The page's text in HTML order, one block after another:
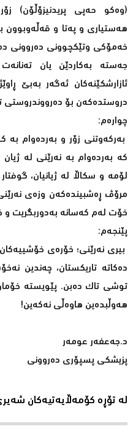
(وەکو حەپی پریدنیزۆڵۆن)
هەستیاری و پەتا و
خەمۆکی وتێکچوونی دەروونی
جەستە بەکاردێن یان
ئازارشکێنەکان ئەگەر بەبێ
دروستدەکەن بۆ دەرووندروستی
چوارەم:
بەرکەوتنی زۆر و بەردەوام بە
کە بەردەوام بە نەرێنی لە
لۆمە و سکاڵا لە ژیانیان،
مرۆڤ ڕەشبیندەکەن وزەی
خۆت لەم کەسانە بەدوربگریت و
پێنجەم:
بیری نەرێنی؛ خۆرەی
دەکاتە تاریکستان، چەندین
توشی تاک دەبن. پێویستە خۆمان
هەوڵبدەین هاوەڵی نەکەین!
د.جەعفەر عومەر
پزیشکی پسپۆری دەروونی
لە تۆڕە کۆمەڵایەتیەکان